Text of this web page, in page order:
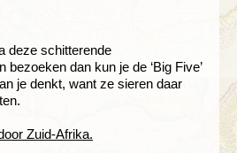
deze schitterende
bezoeken dan kun je de ‘Big Five’
je denkt, want ze sieren daar
Zuid-Afrika.